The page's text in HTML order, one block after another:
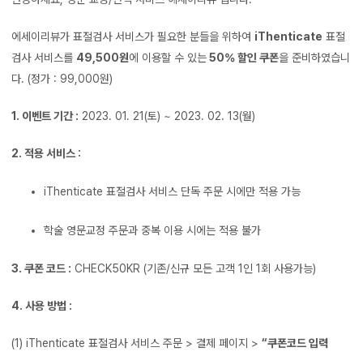
에세이리뷰가 표절검사 서비스가 필요한 분들을 위하여 iThenticate 표절
검사 서비스를 49,500원에 이용할 수 있는50% 할인 쿠폰을 준비하였습니
다. (정가 : 99,000원)
1. 이벤트 기간 : 2023. 01. 21(토) ~ 2023. 02. 13(월)
2. 적용 서비스 :
iThenticate 표절검사 서비스 단독 주문 시에만 적용 가능
학술 영문교정 주문과 중복 이용 시에는 적용 불가
3. 쿠폰 코드 : CHECK50KR (기존/신규 모든 고객 1인 1회 사용가능)
4. 사용 방법 :
(1) iThenticate 표절검사 서비스 주문 > 결제 페이지 > “쿠폰코드 입력